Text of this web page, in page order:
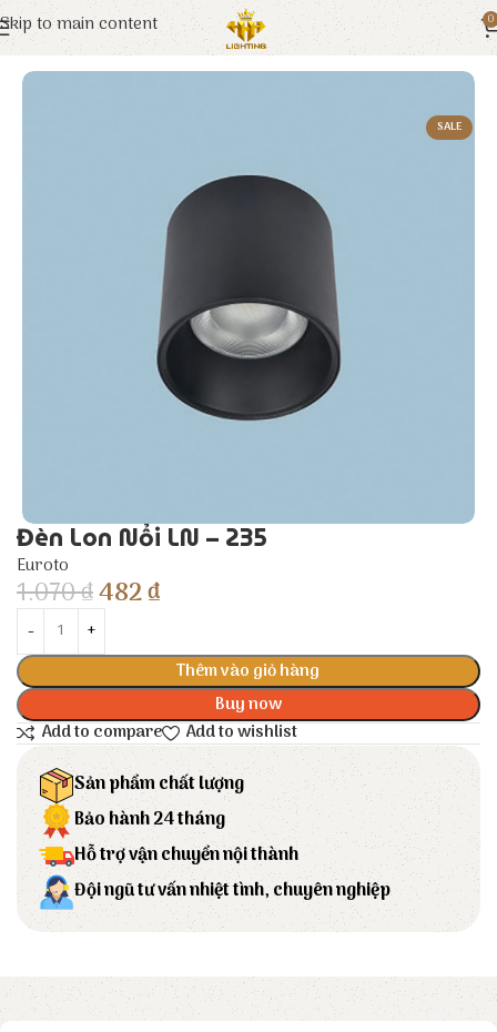
Skip to main content 0
Trang chủ Euroto Đèn LED
SALE
Đèn Lon Nổi LN – 235
Euroto
1.070₫482₫
Thêm vào giỏ hàng
Buy now
Add to compare
Add to wishlist
Sản phẩm chất lượng
Bảo hành 24 tháng
Hỗ trợ vận chuyển nội thành
Đội ngũ tư vấn nhiệt tình, chuyên nghiệp